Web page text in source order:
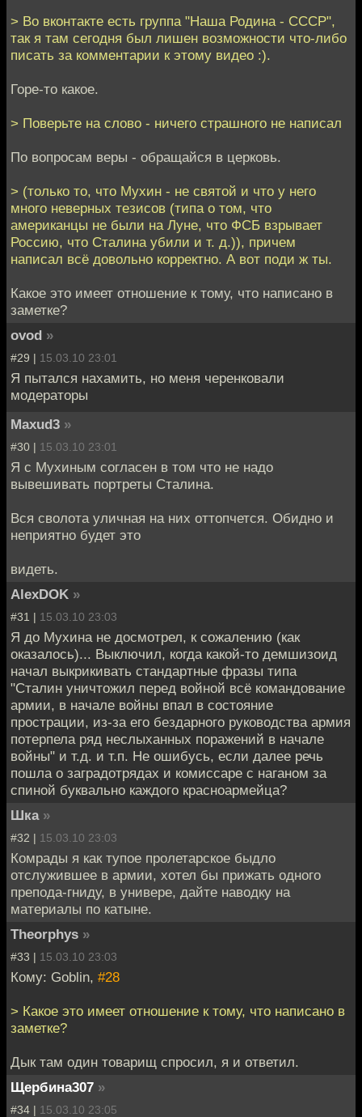
> Во вконтакте есть группа "Наша Родина - СССР",
так я там сегодня был лишен возможности что-либо
писать за комментарии к этому видео :).
Горе-то какое.
> Поверьте на слово - ничего страшного не написал
По вопросам веры - обращайся в церковь.
> (только то, что Мухин - не святой и что у него
много неверных тезисов (типа о том, что
американцы не были на Луне, что ФСБ взрывает
Россию, что Сталина убили и т. д.)), причем
написал всё довольно корректно. А вот поди ж ты.
Какое это имеет отношение к тому, что написано в
заметке?
ovod »
#29 | 15.03.10 23:01
Я пытался нахамить, но меня черенковали
модераторы
Maxud3 »
#30 | 15.03.10 23:01
Я с Мухиным согласен в том что не надо
вывешивать портреты Сталина.
Вся сволота уличная на них оттопчется. Обидно и
неприятно будет это
видеть.
AlexDOK »
#31 | 15.03.10 23:03
Я до Мухина не досмотрел, к сожалению (как
оказалось)... Выключил, когда какой-то демшизоид
начал выкрикивать стандартные фразы типа
"Сталин уничтожил перед войной всё командование
армии, в начале войны впал в состояние
прострации, из-за его бездарного руководства армия
потерпела ряд неслыханных поражений в начале
войны" и т.д. и т.п. Не ошибусь, если далее речь
пошла о заградотрядах и комиссаре с наганом за
спиной буквально каждого красноармейца?
Шка »
#32 | 15.03.10 23:03
Комрады я как тупое пролетарское быдло
отслужившее в армии, хотел бы прижать одного
препода-гниду, в универе, дайте наводку на
материалы по катыне.
Theorphys »
#33 | 15.03.10 23:03
Кому: Goblin, #28
> Какое это имеет отношение к тому, что написано в
заметке?
Дык там один товарищ спросил, я и ответил.
Щербина307 »
#34 | 15.03.10 23:05